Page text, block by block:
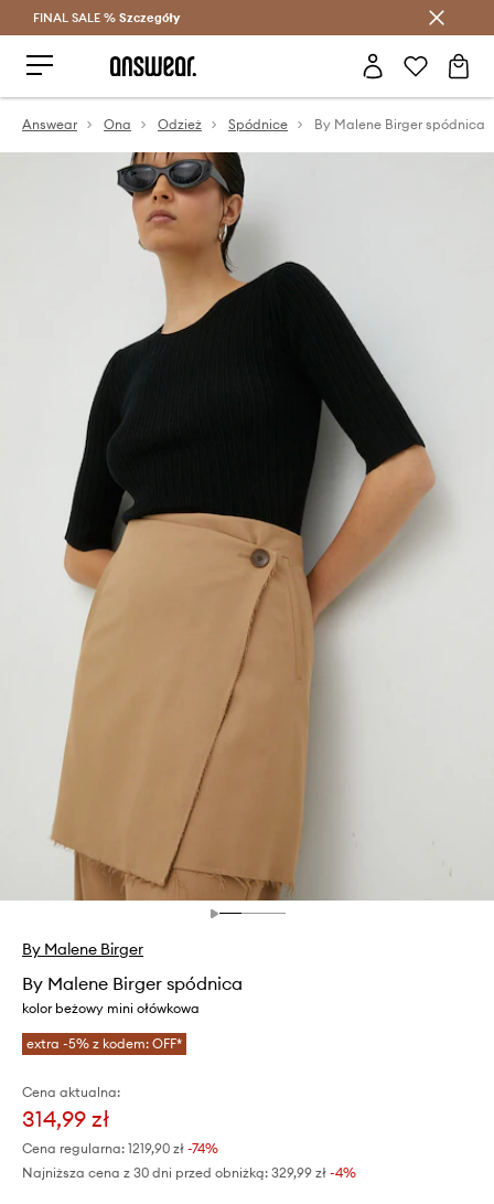
Oszczędzaj z Answear Club >
FINAL SALE % Szczegóły
Answear Ona Odzież Spódnice By Malene Birger spódnica
By Malene Birger
By Malene Birger spódnica
kolor beżowy mini ołówkowa
extra -5% z kodem: OFF*
Cena aktualna:
314,99 zł
Cena regularna: 1219,90 zł -74%
Najniższa cena z 30 dni przed obniżką: 329,99 zł -4%